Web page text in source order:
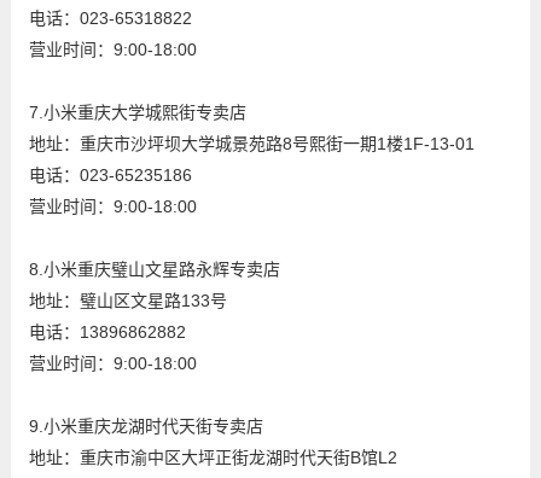
电话：023-65318822
营业时间：9:00-18:00
7.小米重庆大学城熙街专卖店
地址：重庆市沙坪坝大学城景苑路8号熙街一期1楼1F-13-01
电话：023-65235186
营业时间：9:00-18:00
8.小米重庆璧山文星路永辉专卖店
地址：璧山区文星路133号
电话：13896862882
营业时间：9:00-18:00
9.小米重庆龙湖时代天街专卖店
地址：重庆市渝中区大坪正街龙湖时代天街B馆L2